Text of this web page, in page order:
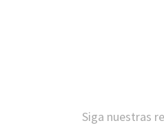
Siga nuestras